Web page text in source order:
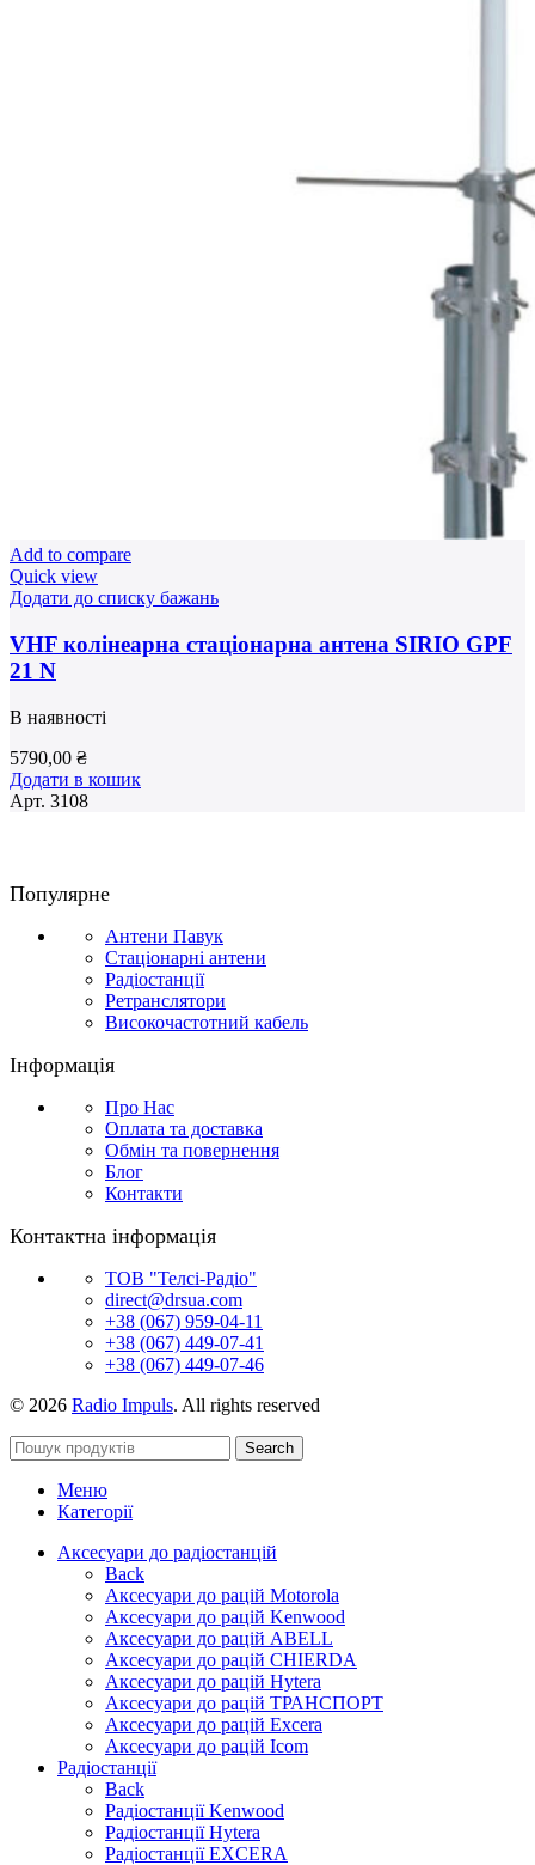
Add to compare
Quick view
Додати до списку бажань
VHF колінеарна стаціонарна антена SIRIO GPF
21 N
В наявності
5790,00 ₴
Додати в кошик
Арт. 3108
Популярне
Антени Павук
Стаціонарні антени
Радіостанції
Ретранслятори
Високочастотний кабель
Інформація
Про Нас
Оплата та доставка
Обмін та повернення
Блог
Контакти
Контактна інформація
ТОВ "Телсі-Радіо"
direct@drsua.com
+38 (067) 959-04-11
+38 (067) 449-07-41
+38 (067) 449-07-46
© 2026 Radio Impuls. All rights reserved
Search
Меню
Категорії
Аксесуари до радіостанцій
Back
Аксесуари до рацій Motorola
Аксесуари до рацій Kenwood
Аксесуари до рацій ABELL
Аксесуари до рацій CHIERDA
Аксесуари до рацій Hytera
Аксесуари до рацій ТРАНСПОРТ
Аксесуари до рацій Excera
Аксесуари до рацій Icom
Радіостанції
Back
Радіостанції Kenwood
Радіостанції Hytera
Радіостанції EXCERA